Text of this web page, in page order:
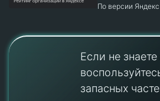
По версии Яндекс
Если не знаете
запасных